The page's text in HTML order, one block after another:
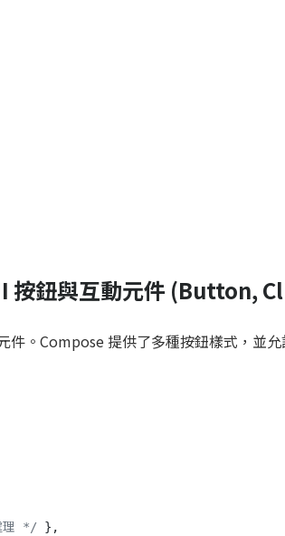
按鈕與互動元件 (Button,
件。Compose 提供了多種按鈕樣式，並允
理 */ },